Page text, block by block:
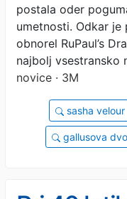
postala oder
umetnosti. Odkar je
obnorel RuPaul’s
najbolj vsestransko
novice · 3M
sasha velour
gallusova